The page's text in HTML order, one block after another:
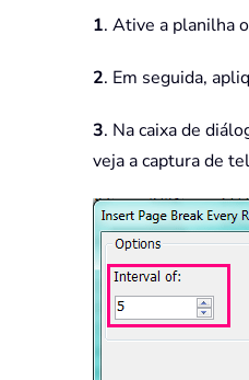
1. Ative a planilha
2. Em seguida,
3. Na caixa de
veja a captura de